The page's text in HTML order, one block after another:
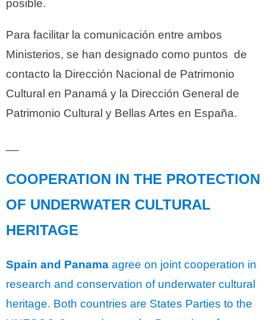
posible.
Para facilitar la comunicación entre ambos
Ministerios, se han designado como puntos de
contacto la Dirección Nacional de Patrimonio
Cultural en Panamá y la Dirección General de
Patrimonio Cultural y Bellas Artes en España.
COOPERATION IN THE PROTECTION
OF UNDERWATER CULTURAL
HERITAGE
Spain and Panama agree on joint cooperation in
research and conservation of underwater cultural
heritage. Both countries are States Parties to the